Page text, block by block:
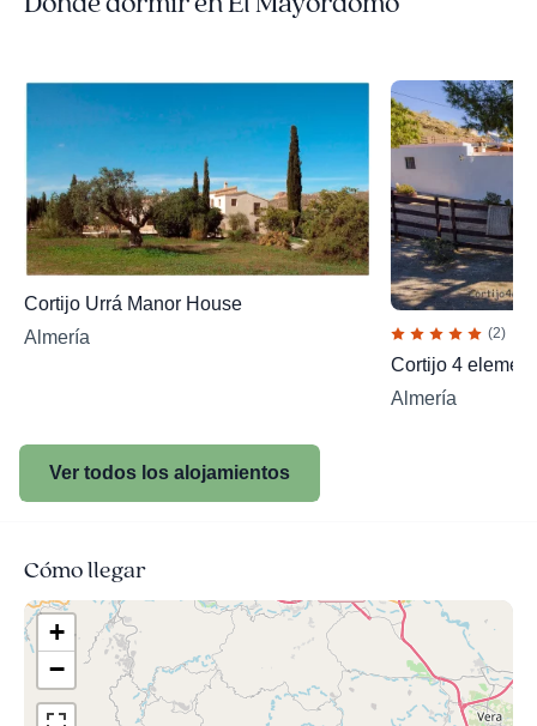
Cortijo Urrá Manor House
Almería
(2)
Cortijo 4
Almería
Ver todos los alojamientos
Cómo llegar
+
−